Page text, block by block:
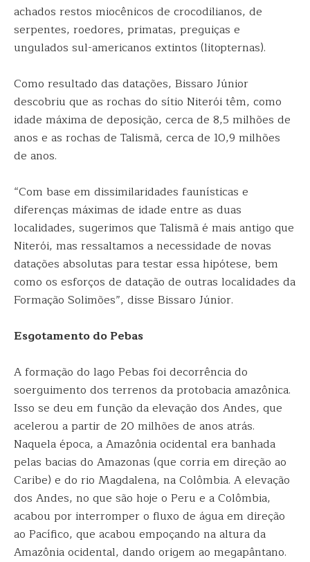
achados restos miocênicos de crocodilianos, de
serpentes, roedores, primatas, preguiças e
ungulados sul-americanos extintos (litopternas).
Como resultado das datações, Bissaro Júnior
descobriu que as rochas do sítio Niterói têm, como
idade máxima de deposição, cerca de 8,5 milhões de
anos e as rochas de Talismã, cerca de 10,9 milhões
de anos.
“Com base em dissimilaridades faunísticas e
diferenças máximas de idade entre as duas
localidades, sugerimos que Talismã é mais antigo que
Niterói, mas ressaltamos a necessidade de novas
datações absolutas para testar essa hipótese, bem
como os esforços de datação de outras localidades da
Formação Solimões”, disse Bissaro Júnior.
Esgotamento do Pebas
A formação do lago Pebas foi decorrência do
soerguimento dos terrenos da protobacia amazônica.
Isso se deu em função da elevação dos Andes, que
acelerou a partir de 20 milhões de anos atrás.
Naquela época, a Amazônia ocidental era banhada
pelas bacias do Amazonas (que corria em direção ao
Caribe) e do rio Magdalena, na Colômbia. A elevação
dos Andes, no que são hoje o Peru e a Colômbia,
acabou por interromper o fluxo de água em direção
ao Pacífico, que acabou empoçando na altura da
Amazônia ocidental, dando origem ao megapântano.